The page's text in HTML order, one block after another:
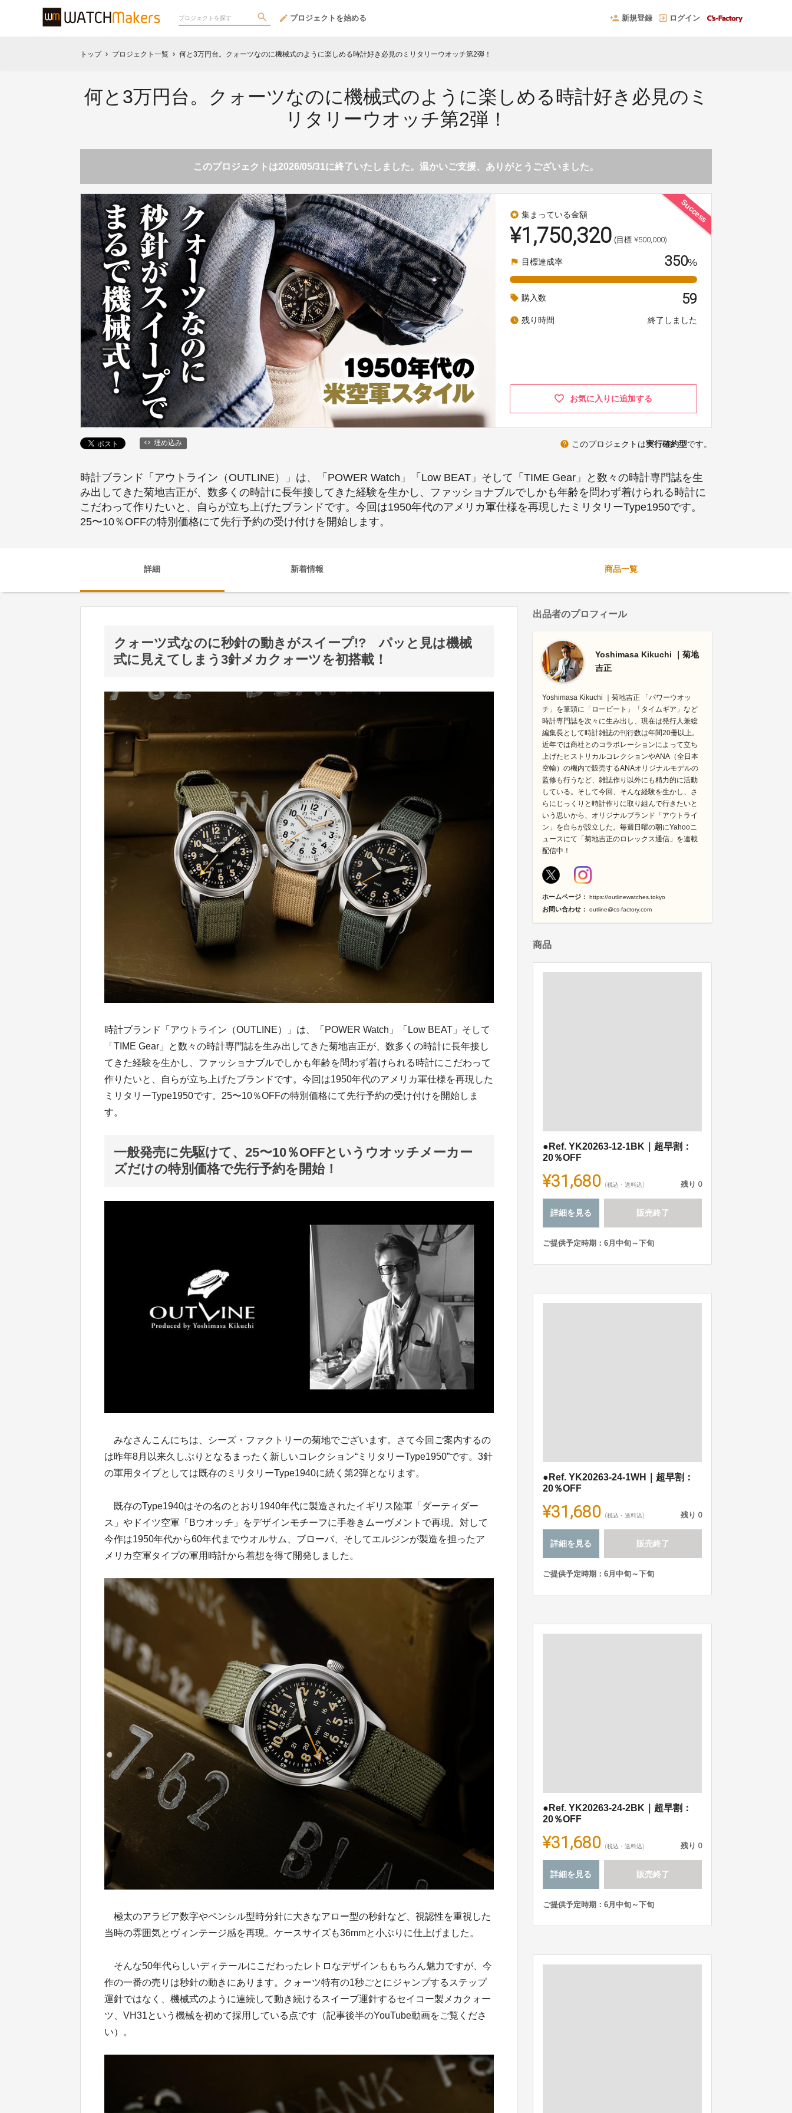
プロジェクトを始める 新規登録 ログイン
トップ chevron_right プロジェクト一覧 chevron_right 何と3万円台。クォーツなのに機械式のように楽しめる時計好き必見のミリタリーウオッチ第2弾！
何と3万円台。クォーツなのに機械式のように楽しめる時計好き必見のミ
リタリーウオッチ第2弾！
このプロジェクトは2026/05/31に終了いたしました。温かいご支援、ありがとうございました。
Success
stars 集まっている金額
¥1,750,320 (目標 ¥500,000)
flag 目標達成率 350%
local_offer 購入数 59
watch_later 残り時間 終了しました
お気に入りに追加する
埋め込み help このプロジェクトは実行確約型です。
時計ブランド「アウトライン（OUTLINE）」は、「POWER Watch」「Low BEAT」そして「TIME Gear」と数々の時計専門誌を生
み出してきた菊地吉正が、数多くの時計に長年接してきた経験を生かし、ファッショナブルでしかも年齢を問わず着けられる時計に
こだわって作りたいと、自らが立ち上げたブランドです。今回は1950年代のアメリカ軍仕様を再現したミリタリーType1950です。
25〜10％OFFの特別価格にて先行予約の受け付けを開始します。
詳細 新着情報 商品一覧
クォーツ式なのに秒針の動きがスイープ!? パッと見は機械
式に見えてしまう3針メカクォーツを初搭載！
時計ブランド「アウトライン（OUTLINE）」は、「POWER Watch」「Low BEAT」そして
「TIME Gear」と数々の時計専門誌を生み出してきた菊地吉正が、数多くの時計に長年接し
てきた経験を生かし、ファッショナブルでしかも年齢を問わず着けられる時計にこだわって
作りたいと、自らが立ち上げたブランドです。今回は1950年代のアメリカ軍仕様を再現した
ミリタリーType1950です。25〜10％OFFの特別価格にて先行予約の受け付けを開始しま
す。
一般発売に先駆けて、25〜10％OFFというウオッチメーカー
ズだけの特別価格で先行予約を開始！
みなさんこんにちは、シーズ・ファクトリーの菊地でございます。さて今回ご案内するの
は昨年8月以来久しぶりとなるまったく新しいコレクション“ミリタリーType1950”です。3針
の軍用タイプとしては既存のミリタリーType1940に続く第2弾となります。
既存のType1940はその名のとおり1940年代に製造されたイギリス陸軍「ダーティダー
ス」やドイツ空軍「Bウオッチ」をデザインモチーフに手巻きムーヴメントで再現。対して
今作は1950年代から60年代までウオルサム、ブローバ、そしてエルジンが製造を担ったア
メリカ空軍タイプの軍用時計から着想を得て開発しました。
極太のアラビア数字やペンシル型時分針に大きなアロー型の秒針など、視認性を重視した
当時の雰囲気とヴィンテージ感を再現。ケースサイズも36mmと小ぶりに仕上げました。
そんな50年代らしいディテールにこだわったレトロなデザインももちろん魅力ですが、今
作の一番の売りは秒針の動きにあります。クォーツ特有の1秒ごとにジャンプするステップ
運針ではなく、機械式のように連続して動き続けるスイープ運針するセイコー製メカクォー
ツ、VH31という機械を初めて採用している点です（記事後半のYouTube動画をご覧くださ
い）。
出品者のプロフィール
Yoshimasa Kikuchi ｜菊地
吉正
Yoshimasa Kikuchi ｜菊地吉正 「パワーウオッ
チ」を筆頭に「ロービート」「タイムギア」など
時計専門誌を次々に生み出し、現在は発行人兼総
編集長として時計雑誌の刊行数は年間20冊以上。
近年では商社とのコラボレーションによって立ち
上げたヒストリカルコレクションやANA（全日本
空輸）の機内で販売するANAオリジナルモデルの
監修も行うなど、雑誌作り以外にも精力的に活動
している。そして今回、そんな経験を生かし、さ
らにじっくりと時計作りに取り組んで行きたいと
いう思いから、オリジナルブランド「アウトライ
ン」を自らが設立した。毎週日曜の朝にYahooニ
ュースにて「菊地吉正のロレックス通信」を連載
配信中！
ホームページ： https://outlinewatches.tokyo
お問い合わせ： outline@cs-factory.com
商品
●Ref. YK20263-12-1BK｜超早割：
20％OFF
¥31,680 (税込・送料込) 残り 0
詳細を見る 販売終了
ご提供予定時期：6月中旬～下旬
●Ref. YK20263-24-1WH｜超早割：
20％OFF
¥31,680 (税込・送料込) 残り 0
詳細を見る 販売終了
ご提供予定時期：6月中旬～下旬
●Ref. YK20263-24-2BK｜超早割：
20％OFF
¥31,680 (税込・送料込) 残り 0
詳細を見る 販売終了
ご提供予定時期：6月中旬～下旬